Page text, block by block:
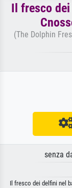
Il fresco
(The Dolphin
senza
Il fresco dei delfini nel